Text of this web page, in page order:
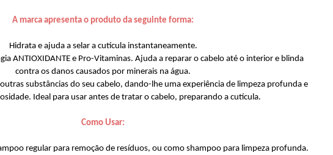
A marca apresenta o produto da seguinte forma:
Hidrata e ajuda a selar a cutícula instantaneamente.
ANTIOXIDANTE e Pro-Vitaminas. Ajuda a reparar o cabelo até o interior e blinda
contra os danos causados por minerais na água.
substâncias do seu cabelo, dando-lhe uma experiência de limpeza profunda e
Ideal para usar antes de tratar o cabelo, preparando a cutícula.
Como Usar:
regular para remoção de resíduos, ou como shampoo para limpeza profunda.